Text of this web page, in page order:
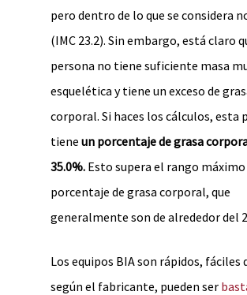
pero dentro de lo que se considera
(IMC 23.2). Sin embargo, está claro
persona no tiene suficiente masa
esquelética y tiene un exceso de
corporal. Si haces los cálculos, esta
tiene un porcentaje de grasa
35.0%. Esto supera el rango máximo
porcentaje de grasa corporal, que
generalmente son de alrededor del
Los equipos BIA son rápidos, fáciles
según el fabricante, pueden ser